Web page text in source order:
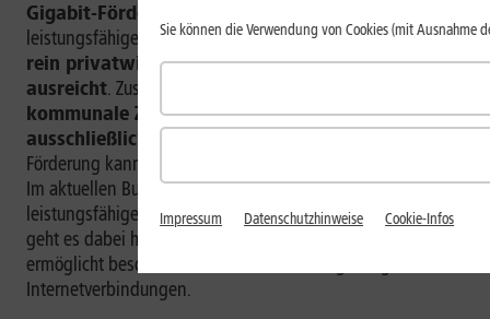
Gigabit-Förderung
leistungsfähige Telekommunikationsnetze dort,wo ein
rein privatwirtschaftlicher Ausbau nicht
ausreicht. Zuschüsse erhalten dabei vor allem
kommunale Zweckverbände oder Unternehmen in
ausschließlich öffentlicher Trägerschaft
Förderung kann unterschiedliche Technologien betreffen.
Im aktuellen Bundesprogramm steht der Ausbau
leistungsfähiger Gigabitnetze im Mittelpunkt. In der Praxis
geht es dabei häufig um den
ermöglicht besonders schnelle und leistungsfähige
Internetverbindungen.
Sie können die Verwendung von Cookies (mit Ausnahme
Impressum Datenschutzhinweise Cookie-Infos